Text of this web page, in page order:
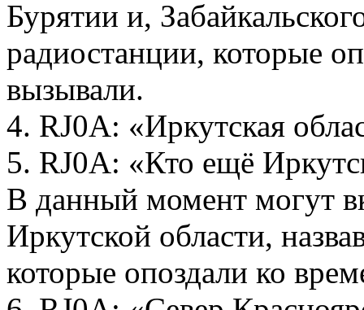
Бурятии и,
радиостанции, которые
вызывали.
4. RJ0A: «Иркутская
5. RJ0A: «Кто ещё
В данный момент могут
Иркутской области,
которые опоздали ко